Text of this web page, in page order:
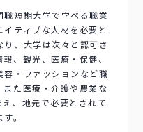
短期大学で学べる職業
ティブな人材を必要と
、大学は次々と認可さ
、観光、医療・保健、
・ファッションなど職
た医療・介護や農業な
、地元で必要とされて
。